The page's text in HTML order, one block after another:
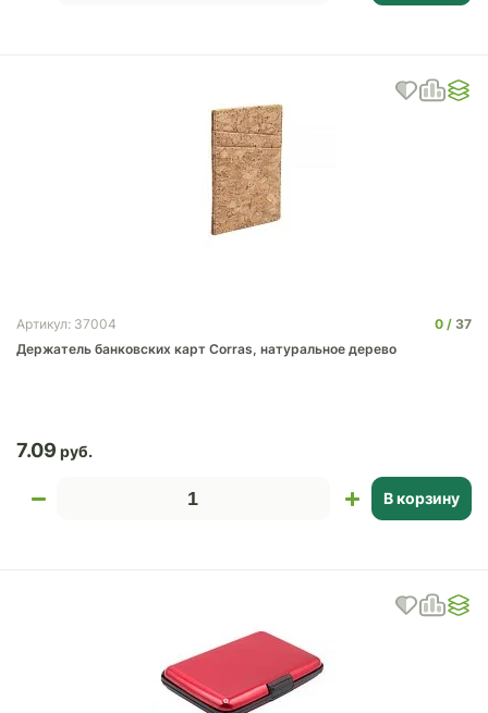
Артикул: 37004 0
37
Держатель банковских карт Corras, натуральное дерево
7.09
В корзину